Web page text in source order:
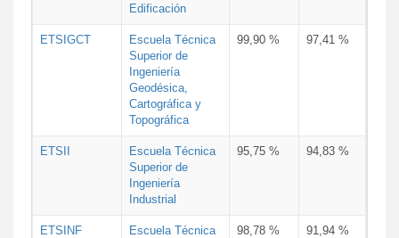
Edificación
ETSIGCT
Escuela Técnica
Superior de
Ingeniería
Geodésica,
Cartográfica y
Topográfica
99,90 % 97,41 %
ETSII
Escuela Técnica
Superior de
Ingeniería
Industrial
95,75 % 94,83 %
ETSINF
Escuela Técnica
98,78 % 91,94 %